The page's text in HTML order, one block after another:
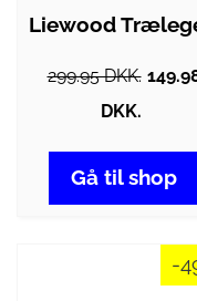
299.95 DKK.
DKK.
Gå til shop
-